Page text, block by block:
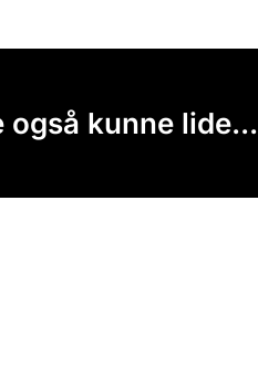
også kunne lide...